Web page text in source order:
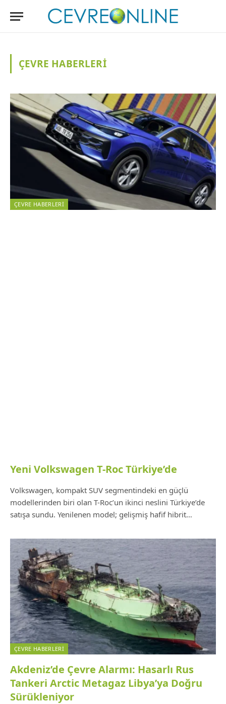
ÇEVRE HABERLERI
ÇEVRE HABERLERI
Yeni Volkswagen T-Roc Türkiye’de
Volkswagen, kompakt SUV segmentindeki en güçlü
modellerinden biri olan T-Roc’un ikinci neslini Türkiye’de
satışa sundu. Yenilenen model; gelişmiş hafif hibrit…
ÇEVRE HABERLERI
Akdeniz’de Çevre Alarmı: Hasarlı Rus
Tankeri Arctic Metagaz Libya’ya Doğru
Sürükleniyor